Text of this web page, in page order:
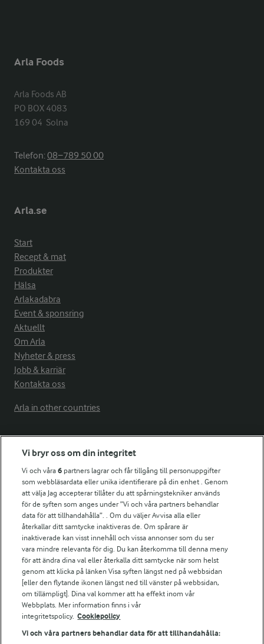
Arla Foods
Arla Foods AB
PO BOX 4083
169 04  Solna
Telefon:08−789 50 00
Kontakta oss
Arla.se
Start
Recept & mat
Produkter
Hälsa
Arlakadabra
Event & sponsring
Aktuellt
Om Arla
Nyheter & press
Jobb & karriär
Kontakta oss
Arla in other countries
Fler Arlasajter
För ägare
Arlas kundportal
Arla.com
Falbygdens Ost
Arla webbshop
Bildbank
Följ oss
Vi bryr oss om din integritet
Vi och våra6 partners lagrar och får tillgång till personuppgifter
som webbläsardata eller unika identifierare på din enhet . Genom
att välja Jag accepterar tillåter du att spårningstekniker används
för de syften som anges under ”Vi och våra partners behandlar
data för att tillhandahålla”. . Om du väljer Avvisa alla eller
återkallar ditt samtycke inaktiveras de. Om spårare är
inaktiverade kan visst innehåll och vissa annonser som du ser
vara mindre relevanta för dig. Du kan återkomma till denna meny
för att ändra dina val eller återkalla ditt samtycke när som helst
genom att klicka på länken Visa syften längst ned på webbsidan
[eller den flytande ikonen längst ned till vänster på webbsidan,
om tillämpligt]. Dina val kommer att ha effekt inom vår
Webbplats. Mer information finns i vår
integritetspolicy. Cookiepolicy
Vi och våra partners behandlar data för att tillhandahålla: